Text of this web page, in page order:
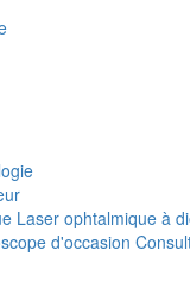
Laser ophtalmique à
d'occasion